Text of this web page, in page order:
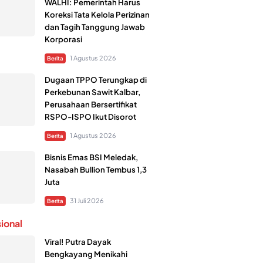
WALHI: Pemerintah Harus
Koreksi Tata Kelola Perizinan
dan Tagih Tanggung Jawab
Korporasi
Berita 1 Agustus 2026
Dugaan TPPO Terungkap di
Perkebunan Sawit Kalbar,
Perusahaan Bersertifikat
RSPO-ISPO Ikut Disorot
Berita 1 Agustus 2026
Bisnis Emas BSI Meledak,
Nasabah Bullion Tembus 1,3
Juta
Berita 31 Juli 2026
Viral! Putra Dayak
Bengkayang Menikahi